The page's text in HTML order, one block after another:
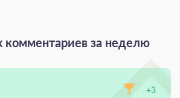
комментариев за неделю
+3